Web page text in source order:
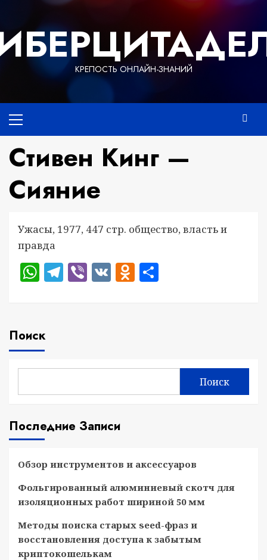
содержимому
КРЕПОСТЬ ОНЛАЙН-ЗНАНИЙ
меню
Стивен Кинг —
Сияние
Ужасы, 1977, 447 стр. общество, власть и
правда
WhatsApp
Telegram
Viber
VKOdnoklassniki
Поиск
Поиск
Последние Записи
Обзор инструментов и аксессуаров
Фольгированный алюминиевый скотч для
изоляционных работ шириной 50 мм
Методы поиска старых seed-фраз и
восстановления доступа к забытым
криптокошелькам